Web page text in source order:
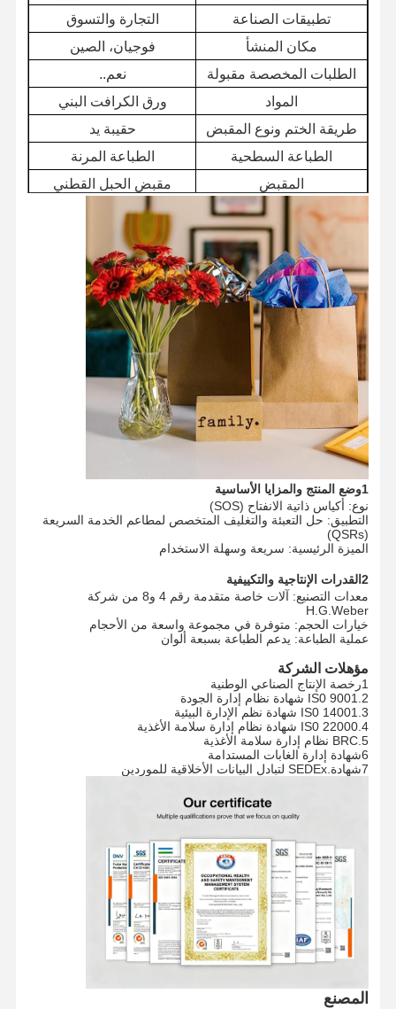
الصفحة
الرئيسية
المنتجات
عرض الواقع
الافتراضي
جولة في
مراقبة الجودة اتصل بنا
تطبيقات الصناعة
التجارة والتسوق
مكان المنشأ
فوجيان، الصين
الطلبات المخصصة مقبولة
نعم..
المواد
ورق الكرافت البني
طريقة الختم ونوع المقبض
حقيبة يد
الطباعة السطحية
الطباعة المرنة
المقبض
مقبض الحبل القطني
العلامة التجارية
(نانوانغ)
المقبض
مقبض ورق الكرافت
الحد الأدنى لكمية الطلب
(MOQ)
50000
1وضع المنتج والمزايا الأساسية
نوع: أكياس ذاتية الانفتاح (SOS)
التطبيق: حل التعبئة والتغليف المتخصص لمطاعم الخدمة السريعة
(QSRs)
الميزة الرئيسية: سريعة وسهلة الاستخدام
2القدرات الإنتاجية والتكييفية
معدات التصنيع: آلات خاصة متقدمة رقم 4 و8 من شركة
H.G.Weber
خيارات الحجم: متوفرة في مجموعة واسعة من الأحجام
عملية الطباعة: يدعم الطباعة بسبعة ألوان
مؤهلات الشركة
1رخصة الإنتاج الصناعي الوطنية
2.IS0 9001 شهادة نظام إدارة الجودة
3.IS0 14001 شهادة نظم الإدارة البيئية
4.IS0 22000 شهادة نظام إدارة سلامة الأغذية
5.BRC نظام إدارة سلامة الأغذية
6شهادة إدارة الغابات المستدامة
7شهادة.SEDEx لتبادل البيانات الأخلاقية للموردين
المصنع